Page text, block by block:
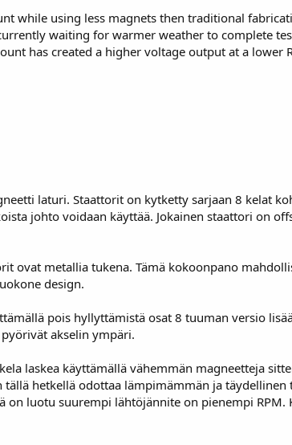
while using less magnets then traditional
waiting for warmer weather to complete
has created a higher voltage output at a lower
laturi. Staattorit on kytketty sarjaan 8 kelat
johto voidaan käyttää. Jokainen staattori on
ovat metallia tukena. Tämä kokoonpano
design.
pois hyllyttämistä osat 8 tuuman versio
akselin ympäri.
laskea käyttämällä vähemmän magneetteja
hetkellä odottaa lämpimämmän ja täydellinen
on luotu suurempi lähtöjännite on pienempi RPM.